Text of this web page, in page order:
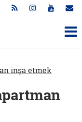
inşa etmek